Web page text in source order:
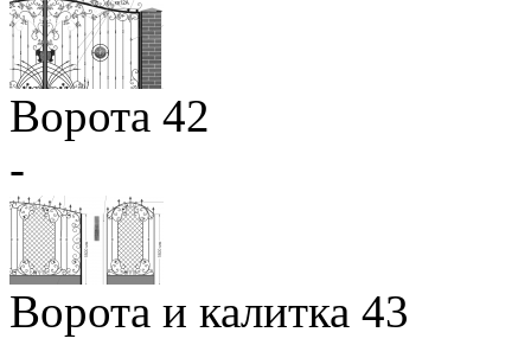
Ворота 42
-
Ворота и калитка 43